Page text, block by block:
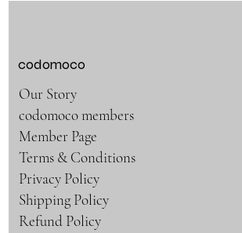
codomoco
Our Story
codomoco members
Member Page
Terms & Conditions
Privacy Policy
Shipping Policy
Refund Policy